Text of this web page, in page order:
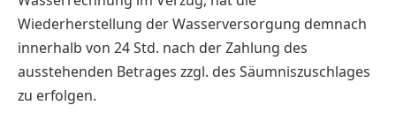
Wiederherstellung der Wasserversorgung demnach
innerhalb von 24 Std. nach der Zahlung des
ausstehenden Betrages zzgl. des Säumniszuschlages
zu erfolgen.